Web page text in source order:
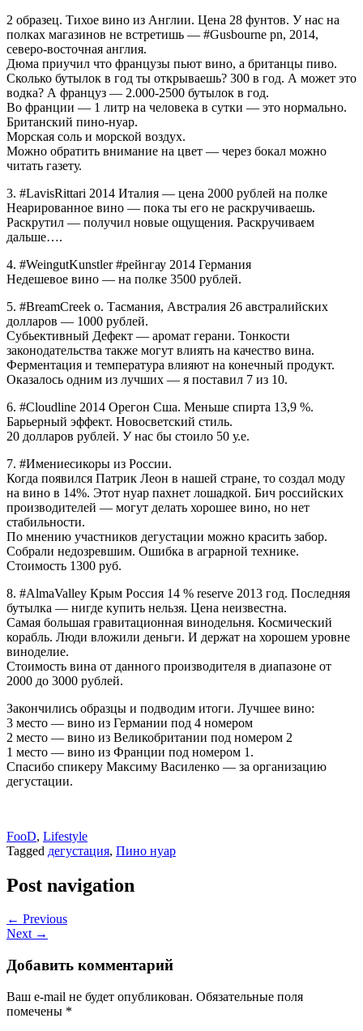
2 образец. Тихое вино из Англии. Цена 28 фунтов. У нас на
полках магазинов не встретишь — #Gusbourne pn, 2014,
северо-восточная англия.
Дюма приучил что французы пьют вино, а британцы пиво.
Сколько бутылок в год ты открываешь? 300 в год. А может это
водка? А француз — 2.000-2500 бутылок в год.
Во франции — 1 литр на человека в сутки — это нормально.
Британский пино-нуар.
Морская соль и морской воздух.
Можно обратить внимание на цвет — через бокал можно
читать газету.
3. #LavisRittari 2014 Италия — цена 2000 рублей на полке
Неарированное вино — пока ты его не раскручиваешь.
Раскрутил — получил новые ощущения. Раскручиваем
дальше….
4. #WeingutKunstler #рейнгау 2014 Германия
Недешевое вино — на полке 3500 рублей.
5. #BreamCreek о. Тасмания, Австралия 26 австралийских
долларов — 1000 рублей.
Субьективный Дефект — аромат герани. Тонкости
законодательства также могут влиять на качество вина.
Ферментация и температура влияют на конечный продукт.
Оказалось одним из лучших — я поставил 7 из 10.
6. #Cloudline 2014 Орегон Сша. Меньше спирта 13,9 %.
Барьерный эффект. Новосветский стиль.
20 долларов рублей. У нас бы стоило 50 у.е.
7. #Имениесикоры из России.
Когда появился Патрик Леон в нашей стране, то создал моду
на вино в 14%. Этот нуар пахнет лошадкой. Бич российских
производителей — могут делать хорошее вино, но нет
стабильности.
По мнению участников дегустации можно красить забор.
Собрали недозревшим. Ошибка в аграрной технике.
Стоимость 1300 руб.
8. #AlmaValley Крым Россия 14 % reserve 2013 год. Последняя
бутылка — нигде купить нельзя. Цена неизвестна.
Самая большая гравитационная винодельня. Космический
корабль. Люди вложили деньги. И держат на хорошем уровне
виноделие.
Стоимость вина от данного производителя в диапазоне от
2000 до 3000 рублей.
Закончились образцы и подводим итоги. Лучшее вино:
3 место — вино из Германии под 4 номером
2 место — вино из Великобритании под номером 2
1 место — вино из Франции под номером 1.
Спасибо спикеру Максиму Василенко — за организацию
дегустации.
FooD, Lifestyle
Tagged дегустация, Пино нуар
Post navigation
← Previous
Next →
Добавить комментарий
Ваш e-mail не будет опубликован. Обязательные поля
помечены *